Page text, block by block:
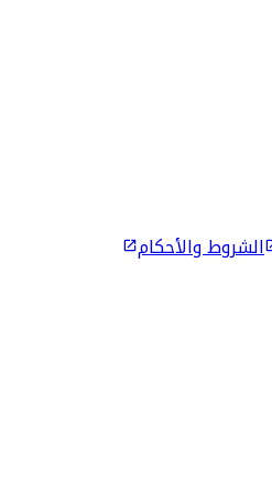
الشروط والأحكام